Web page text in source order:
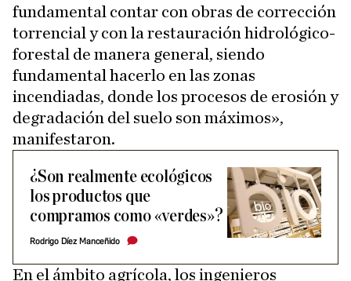
fundamental contar con obras de corrección
torrencial y con la restauración hidrológico-
forestal de manera general, siendo
fundamental hacerlo en las zonas
incendiadas, donde los procesos de erosión y
degradación del suelo son máximos»,
manifestaron.
¿Son realmente ecológicos
los productos que
compramos como «verdes»?
Rodrigo Díez Manceñido
En el ámbito agrícola, los ingenieros